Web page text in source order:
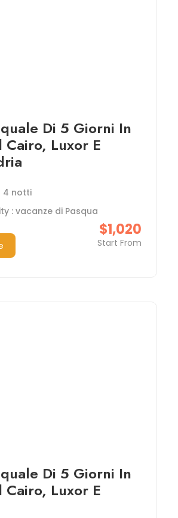
Di 5 Giorni In
Luxor E
$1,020
Start From
4 notti
: vacanze di Pasqua
Di 5 Giorni In
Luxor E